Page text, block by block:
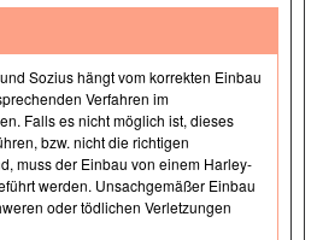
Sozius hängt vom korrekten Einbau
Verfahren im
Falls es nicht möglich ist, dieses
bzw. nicht die richtigen
muss der Einbau von einem Harley-
werden. Unsachgemäßer Einbau
oder tödlichen Verletzungen